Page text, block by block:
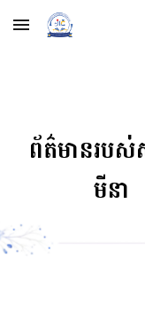
Skip to main content
ព័ត៌មានរប
មីនា